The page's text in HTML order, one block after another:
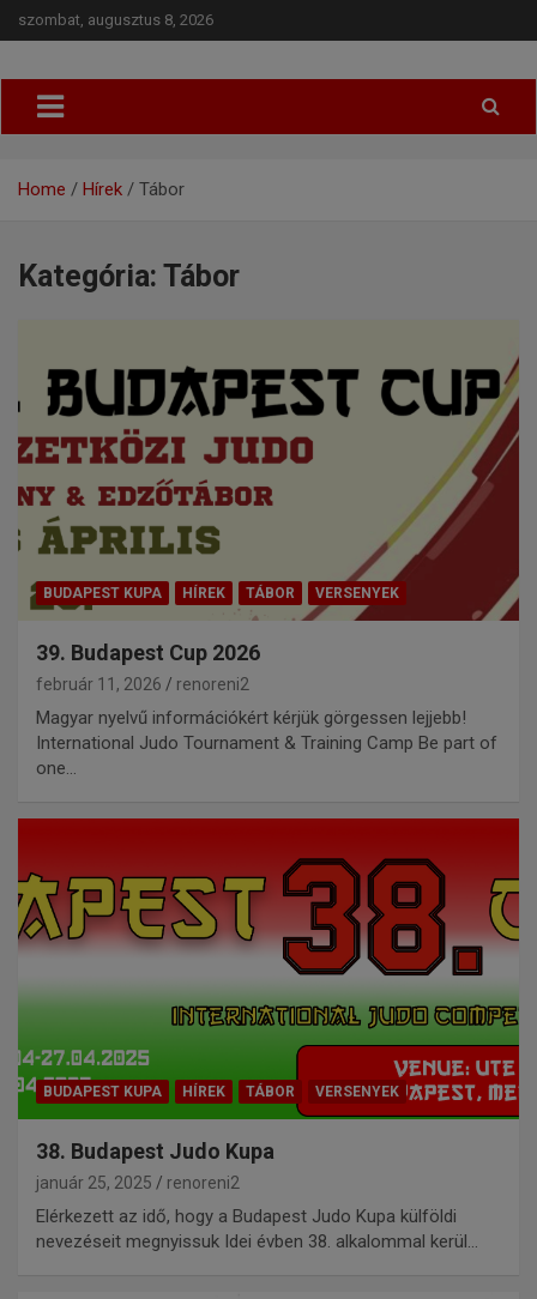
szombat, augusztus 8, 2026
BRJSZ
Home Hírek Tábor
Kategória: Tábor
BUDAPEST KUPA HÍREK TÁBOR VERSENYEK
39. Budapest Cup 2026
február 11, 2026 renoreni2
Magyar nyelvű információkért kérjük görgessen lejjebb!
International Judo Tournament & Training Camp Be part of
one…
BUDAPEST KUPA HÍREK TÁBOR VERSENYEK
38. Budapest Judo Kupa
január 25, 2025 renoreni2
Elérkezett az idő, hogy a Budapest Judo Kupa külföldi
nevezéseit megnyissuk Idei évben 38. alkalommal kerül…